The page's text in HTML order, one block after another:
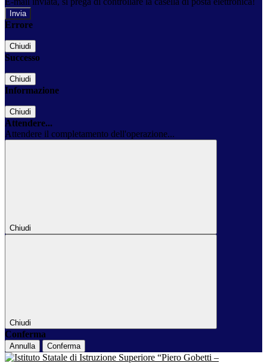
Errore
Chiudi
Successo
Chiudi
Informazione
Chiudi
Attendere...
Attendere il completamento dell'operazione...
Chiudi
Chiudi
Conferma
Annulla Conferma